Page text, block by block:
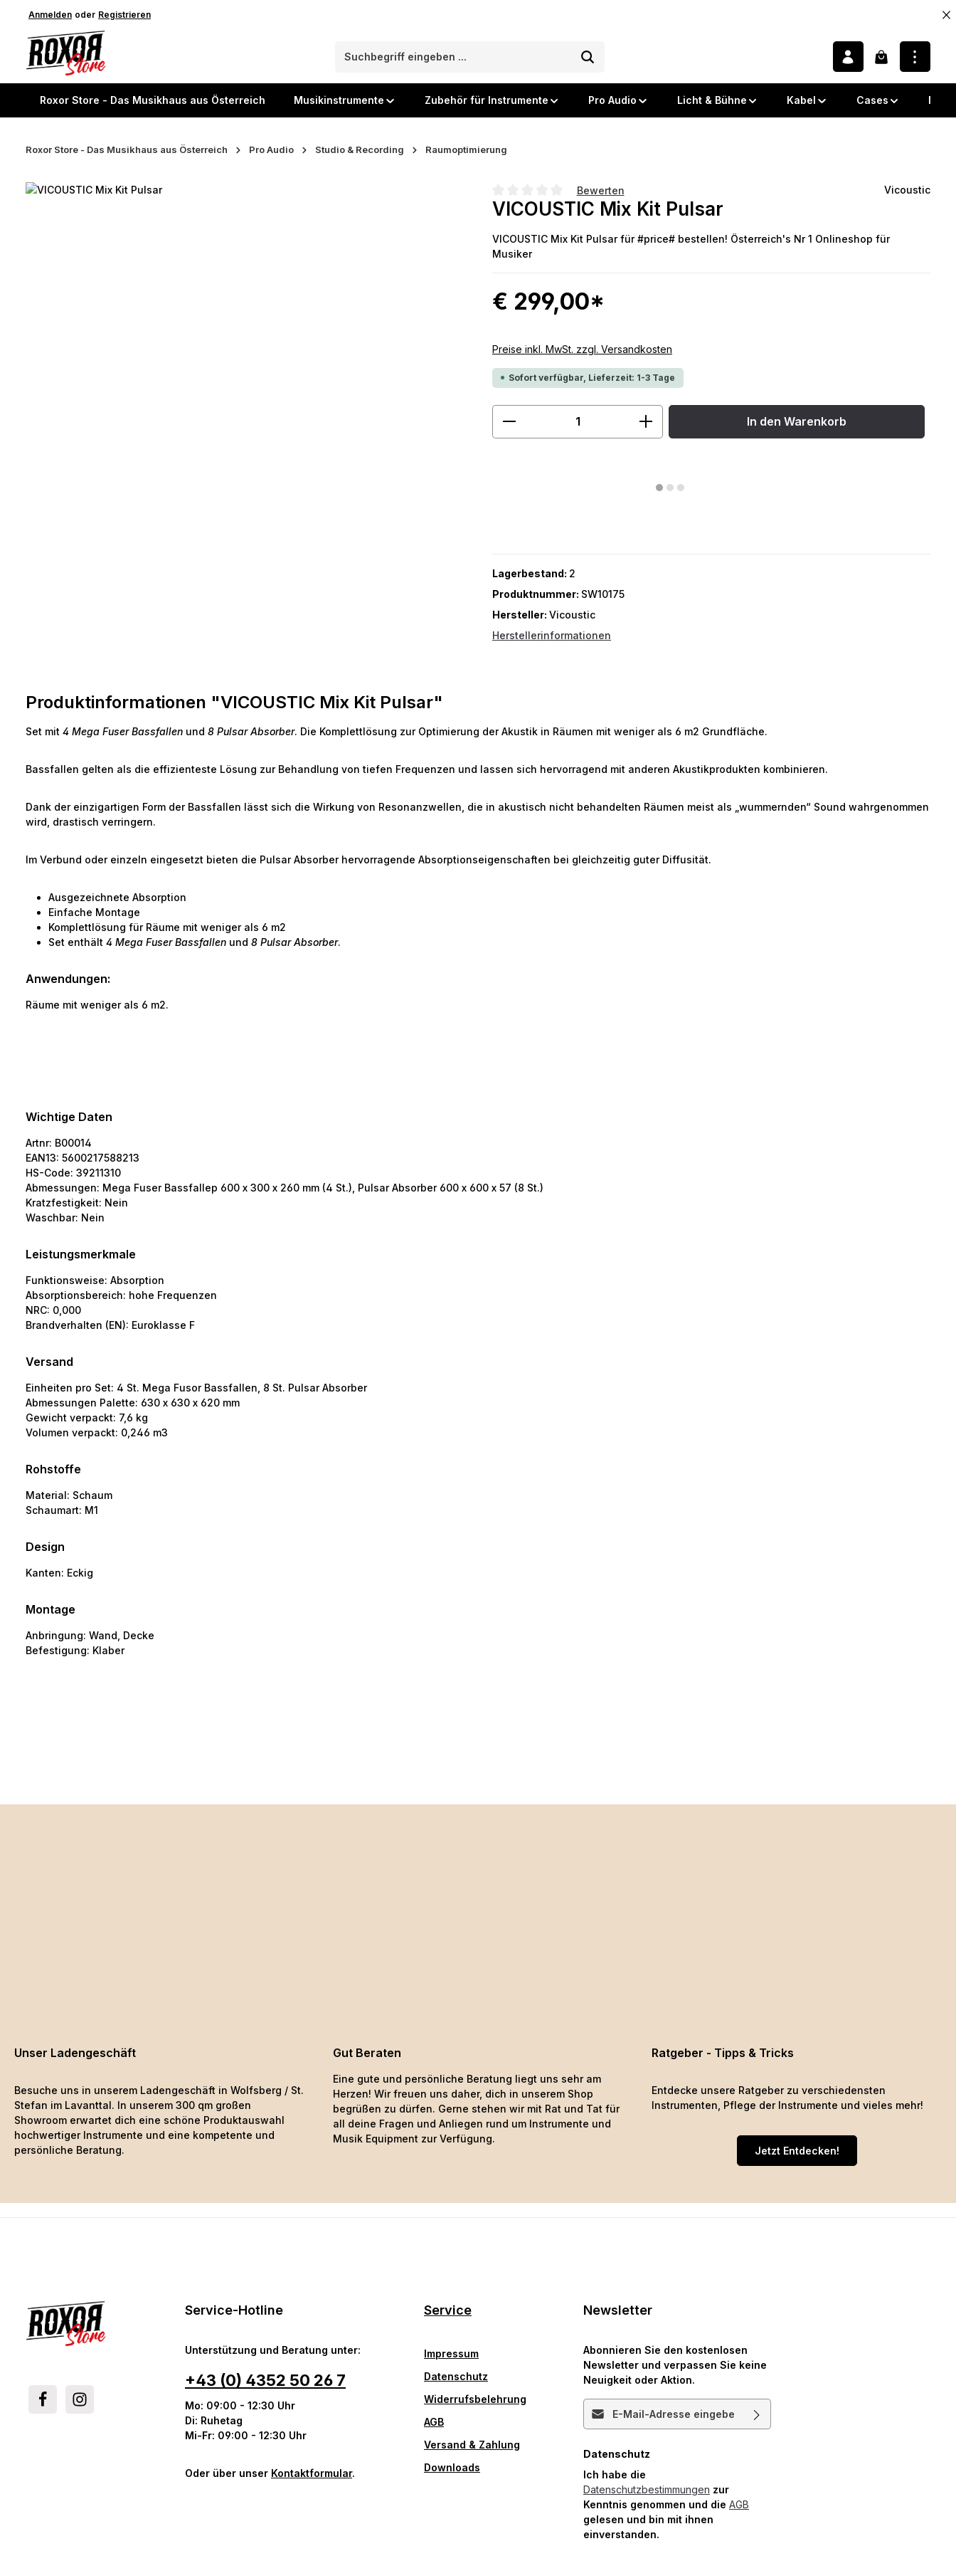
Zur Hauptnavigation springen
Anmelden oder Registrieren
Warenkorb
Roxor Store - Das Musikhaus aus Österreich Musikinstrumente Zubehör für Instrumente Pro Audio Licht & Bühne Kabel Cases
Roxor Store - Das Musikhaus aus Österreich Pro Audio Studio & Recording Raumoptimierung
Bildergalerie überspringen
Durchschnittliche Bewertung von 0 von 5 Sternen
Bewerten Vicoustic
VICOUSTIC Mix Kit Pulsar
VICOUSTIC Mix Kit Pulsar für #price# bestellen! Österreich's Nr 1 Onlineshop für
Musiker
€ 299,00*
Preise inkl. MwSt. zzgl. Versandkosten
Sofort verfügbar, Lieferzeit: 1-3 Tage
Produkt Anzahl: Gib den gewünschten Wert ein oder
In den Warenkorb
Lagerbestand: 2
Produktnummer: SW10175
Hersteller: Vicoustic
Herstellerinformationen
Produktinformationen "VICOUSTIC Mix Kit Pulsar"
Set mit 4 Mega Fuser Bassfallen und 8 Pulsar Absorber. Die Komplettlösung zur Optimierung der Akustik in Räumen mit weniger als 6 m2 Grundfläche.
Bassfallen gelten als die effizienteste Lösung zur Behandlung von tiefen Frequenzen und lassen sich hervorragend mit anderen Akustikprodukten kombinieren.
Dank der einzigartigen Form der Bassfallen lässt sich die Wirkung von Resonanzwellen, die in akustisch nicht behandelten Räumen meist als „wummernden“ Sound wahrgenommen
wird, drastisch verringern.
Im Verbund oder einzeln eingesetzt bieten die Pulsar Absorber hervorragende Absorptionseigenschaften bei gleichzeitig guter Diffusität.
Ausgezeichnete Absorption
Einfache Montage
Komplettlösung für Räume mit weniger als 6 m2
Set enthält 4 Mega Fuser Bassfallen und 8 Pulsar Absorber.
Anwendungen:
Räume mit weniger als 6 m2.
Wichtige Daten
Artnr: B00014
EAN13: 5600217588213
HS-Code: 39211310
Abmessungen: Mega Fuser Bassfallep 600 x 300 x 260 mm (4 St.), Pulsar Absorber 600 x 600 x 57 (8 St.)
Kratzfestigkeit: Nein
Waschbar: Nein
Leistungsmerkmale
Funktionsweise: Absorption
Absorptionsbereich: hohe Frequenzen
NRC: 0,000
Brandverhalten (EN): Euroklasse F
Versand
Einheiten pro Set: 4 St. Mega Fusor Bassfallen, 8 St. Pulsar Absorber
Abmessungen Palette: 630 x 630 x 620 mm
Gewicht verpackt: 7,6 kg
Volumen verpackt: 0,246 m3
Rohstoffe
Material: Schaum
Schaumart: M1
Design
Kanten: Eckig
Montage
Anbringung: Wand, Decke
Befestigung: Klaber
Unser Ladengeschäft
Besuche uns in unserem Ladengeschäft in Wolfsberg / St.
Stefan im Lavanttal. In unserem 300 qm großen
Showroom erwartet dich eine schöne Produktauswahl
hochwertiger Instrumente und eine kompetente und
persönliche Beratung.
Gut Beraten
Eine gute und persönliche Beratung liegt uns sehr am
Herzen! Wir freuen uns daher, dich in unserem Shop
begrüßen zu dürfen. Gerne stehen wir mit Rat und Tat für
all deine Fragen und Anliegen rund um Instrumente und
Musik Equipment zur Verfügung.
Ratgeber - Tipps & Tricks
Entdecke unsere Ratgeber zu verschiedensten
Instrumenten, Pflege der Instrumente und vieles mehr!
Jetzt Entdecken!
Service-Hotline
Unterstützung und Beratung unter:
+43 (0) 4352 50 26 7
Mo: 09:00 - 12:30 Uhr
Di: Ruhetag
Mi-Fr: 09:00 - 12:30 Uhr
Oder über unser Kontaktformular.
Service
Impressum
Datenschutz
Widerrufsbelehrung
AGB
Versand & Zahlung
Downloads
Newsletter
Abonnieren Sie den kostenlosen
Newsletter und verpassen Sie keine
Neuigkeit oder Aktion.
E-Mail-Adresse*
Datenschutz
Ich habe die
Datenschutzbestimmungen zur
Kenntnis genommen und die AGB
gelesen und bin mit ihnen
einverstanden.